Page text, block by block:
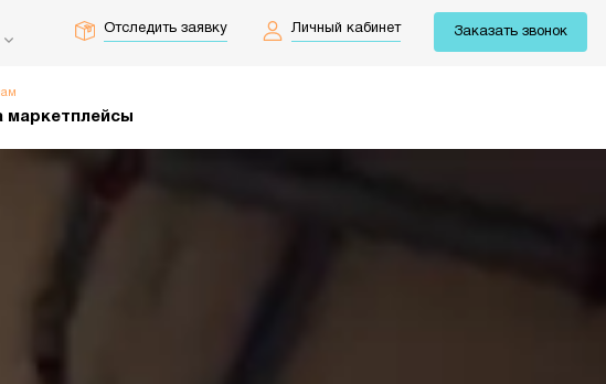
Отследить заявку Личный кабинет Заказать звонок
маркетплейсы